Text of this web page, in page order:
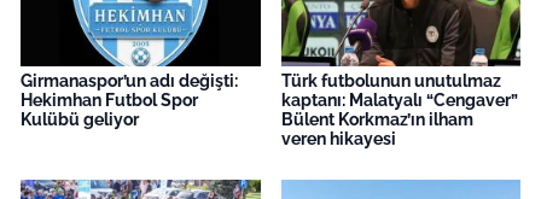
Girmanaspor’un adı değişti:
Hekimhan Futbol Spor
Kulübü geliyor
Türk futbolunun unutulmaz
kaptanı: Malatyalı “Cengaver”
Bülent Korkmaz’ın ilham
veren hikayesi